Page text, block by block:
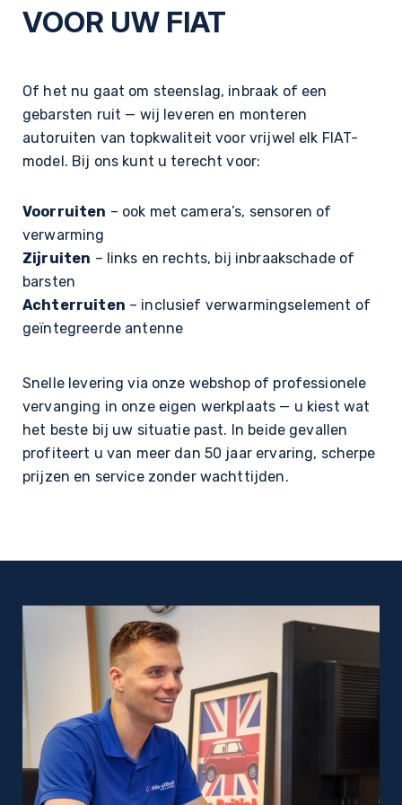
VOOR UW FIAT
Of het nu gaat om steenslag, inbraak of een
gebarsten ruit — wij leveren en monteren
autoruiten van topkwaliteit voor vrijwel elk FIAT-
model. Bij ons kunt u terecht voor:
Voorruiten – ook met camera’s, sensoren of
verwarming
Zijruiten – links en rechts, bij inbraakschade of
barsten
Achterruiten – inclusief verwarmingselement of
geïntegreerde antenne
Snelle levering via onze webshop of professionele
vervanging in onze eigen werkplaats — u kiest wat
het beste bij uw situatie past. In beide gevallen
profiteert u van meer dan 50 jaar ervaring, scherpe
prijzen en service zonder wachttijden.